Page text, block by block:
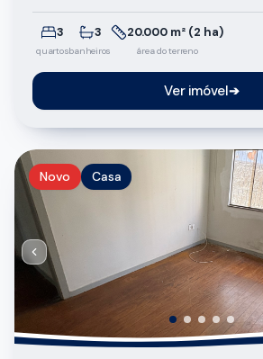
3
quartos
3
banheiros
20.000 m² (2 ha)
área do terreno
Ver imóvel➔
Novo Casa